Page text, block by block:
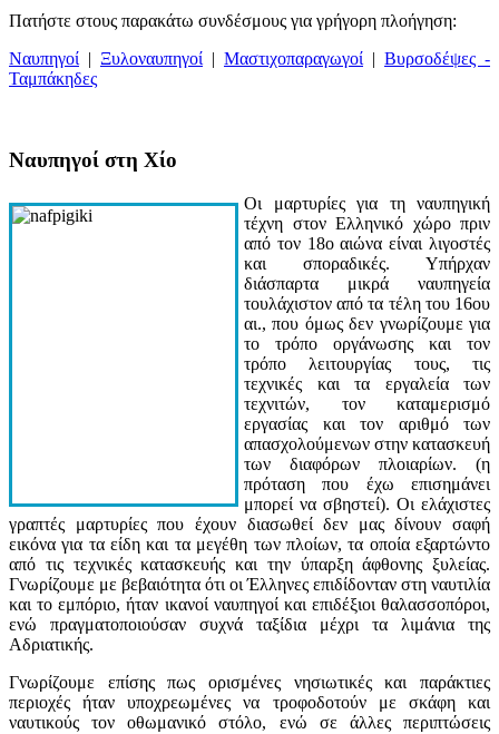
Πατήστε στους παρακάτω συνδέσμους για γρήγορη πλοήγηση:
Ναυπηγοί | Ξυλοναυπηγοί | Μαστιχοπαραγωγοί | Βυρσοδέψες -
Ταμπάκηδες
Ναυπηγοί στη Χίο
Οι μαρτυρίες για τη ναυπηγική
τέχνη στον Ελληνικό χώρο πριν
από τον 18ο αιώνα είναι λιγοστές
και σποραδικές. Υπήρχαν
διάσπαρτα μικρά ναυπηγεία
τουλάχιστον από τα τέλη του 16ου
αι., που όμως δεν γνωρίζουμε για
το τρόπο οργάνωσης και τον
τρόπο λειτουργίας τους, τις
τεχνικές και τα εργαλεία των
τεχνιτών, τον καταμερισμό
εργασίας και τον αριθμό των
απασχολούμενων στην κατασκευή
των διαφόρων πλοιαρίων. (η
πρόταση που έχω επισημάνει
μπορεί να σβηστεί). Οι ελάχιστες
γραπτές μαρτυρίες που έχουν διασωθεί δεν μας δίνουν σαφή
εικόνα για τα είδη και τα μεγέθη των πλοίων, τα οποία εξαρτώντο
από τις τεχνικές κατασκευής και την ύπαρξη άφθονης ξυλείας.
Γνωρίζουμε με βεβαιότητα ότι οι Έλληνες επιδίδονταν στη ναυτιλία
και το εμπόριο, ήταν ικανοί ναυπηγοί και επιδέξιοι θαλασσοπόροι,
ενώ πραγματοποιούσαν συχνά ταξίδια μέχρι τα λιμάνια της
Αδριατικής.
Γνωρίζουμε επίσης πως ορισμένες νησιωτικές και παράκτιες
περιοχές ήταν υποχρεωμένες να τροφοδοτούν με σκάφη και
ναυτικούς τον οθωμανικό στόλο, ενώ σε άλλες περιπτώσεις